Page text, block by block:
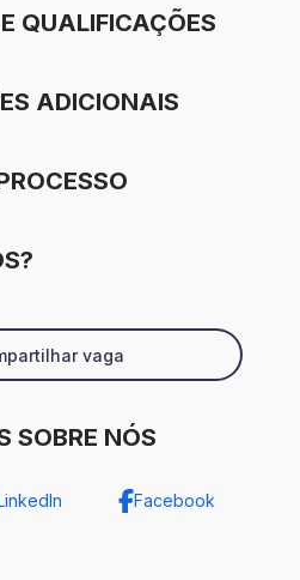
QUALIFICAÇÕES
ADICIONAIS
vaga
SOBRE NÓS
Facebook